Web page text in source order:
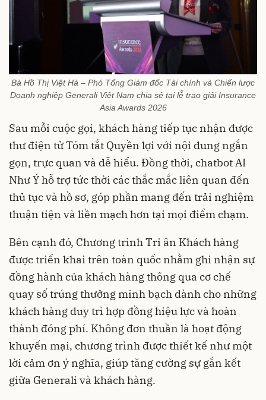
Bà Hồ Thị Việt Hà – Phó Tổng Giám đốc Tài chính và Chiến lược
Doanh nghiệp Generali Việt Nam chia sẻ tại lễ trao giải Insurance
Asia Awards 2026
Sau mỗi cuộc gọi, khách hàng tiếp tục nhận được
thư điện tử Tóm tắt Quyền lợi với nội dung ngắn
gọn, trực quan và dễ hiểu. Đồng thời, chatbot AI
Như Ý hỗ trợ tức thời các thắc mắc liên quan đến
thủ tục và hồ sơ, góp phần mang đến trải nghiệm
thuận tiện và liền mạch hơn tại mọi điểm chạm.
Bên cạnh đó, Chương trình Tri ân Khách hàng
được triển khai trên toàn quốc nhằm ghi nhận sự
đồng hành của khách hàng thông qua cơ chế
quay số trúng thưởng minh bạch dành cho những
khách hàng duy trì hợp đồng hiệu lực và hoàn
thành đóng phí. Không đơn thuần là hoạt động
khuyến mại, chương trình được thiết kế như một
lời cảm ơn ý nghĩa, giúp tăng cường sự gắn kết
giữa Generali và khách hàng.